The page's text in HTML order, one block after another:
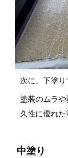
次に、下塗り
塗装のムラ
久性に優れた
中塗り